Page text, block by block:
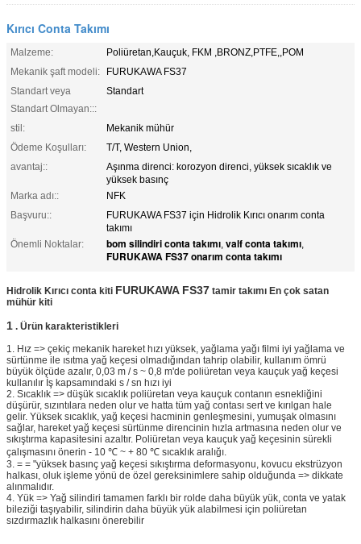
Kırıcı Conta Takımı
Malzeme:
Poliüretan,Kauçuk, FKM ,BRONZ,PTFE,,POM
Mekanik şaft modeli:
FURUKAWA FS37
Standart veya
Standart Olmayan:::
Standart
stil:
Mekanik mühür
Ödeme Koşulları:
T/T, Western Union,
avantaj::
Aşınma direnci: korozyon direnci, yüksek sıcaklık ve
yüksek basınç
Marka adı::
NFK
Başvuru::
FURUKAWA FS37 için Hidrolik Kırıcı onarım conta
takımı
Önemli Noktalar:
bom silindiri conta takımı, valf conta takımı,
FURUKAWA FS37 onarım conta takımı
Hidrolik Kırıcı conta kiti FURUKAWA FS37 tamir takımı En çok satan
mühür kiti
1 . Ürün karakteristikleri
1. Hız => çekiç mekanik hareket hızı yüksek, yağlama yağı filmi iyi yağlama ve
sürtünme ile ısıtma yağ keçesi olmadığından tahrip olabilir, kullanım ömrü
büyük ölçüde azalır, 0,03 m / s ~ 0,8 m'de poliüretan veya kauçuk yağ keçesi
kullanılır İş kapsamındaki s / sn hızı iyi
2. Sıcaklık => düşük sıcaklık poliüretan veya kauçuk contanın esnekliğini
düşürür, sızıntılara neden olur ve hatta tüm yağ contası sert ve kırılgan hale
gelir. Yüksek sıcaklık, yağ keçesi hacminin genleşmesini, yumuşak olmasını
sağlar, hareket yağ keçesi sürtünme direncinin hızla artmasına neden olur ve
sıkıştırma kapasitesini azaltır. Poliüretan veya kauçuk yağ keçesinin sürekli
çalışmasını önerin - 10 ℃ ~ + 80 ℃ sıcaklık aralığı.
3. = = "yüksek basınç yağ keçesi sıkıştırma deformasyonu, kovucu ekstrüzyon
halkası, oluk işleme yönü de özel gereksinimlere sahip olduğunda => dikkate
alınmalıdır.
4. Yük => Yağ silindiri tamamen farklı bir rolde daha büyük yük, conta ve yatak
bileziği taşıyabilir, silindirin daha büyük yük alabilmesi için poliüretan
sızdırmazlık halkasını önerebilir